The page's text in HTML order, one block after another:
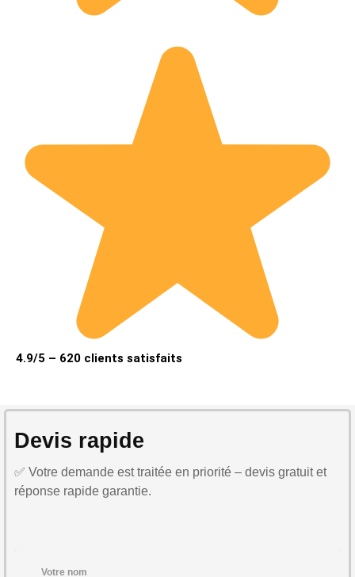
4.9/5 – 620 clients satisfaits
Devis rapide
✅ Votre demande est traitée en priorité – devis gratuit et
réponse rapide garantie.
Votre nom